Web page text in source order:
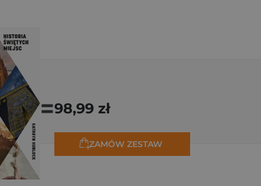
=98,99 zł
ZAMÓW ZESTAW